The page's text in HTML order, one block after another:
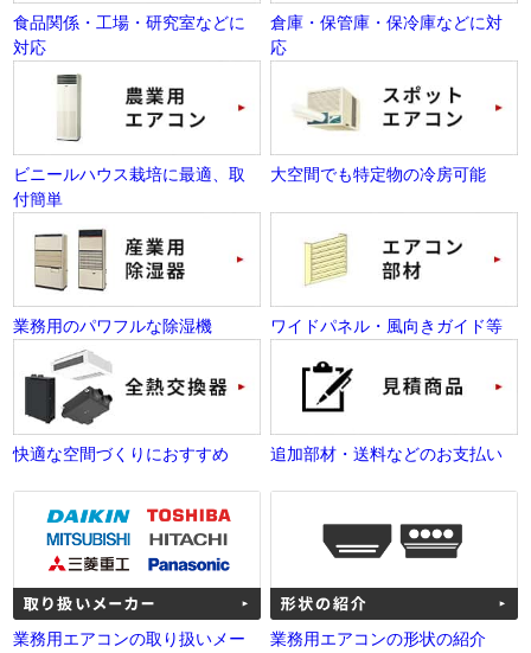
食品関係・工場・研究室などに
対応
倉庫・保管庫・保冷庫などに対
応
ビニールハウス栽培に最適、取
付簡単
大空間でも特定物の冷房可能
業務用のパワフルな除湿機 ワイドパネル・風向きガイド等
快適な空間づくりにおすすめ 追加部材・送料などのお支払い
業務用エアコンの取り扱いメー
業務用エアコンの形状の紹介